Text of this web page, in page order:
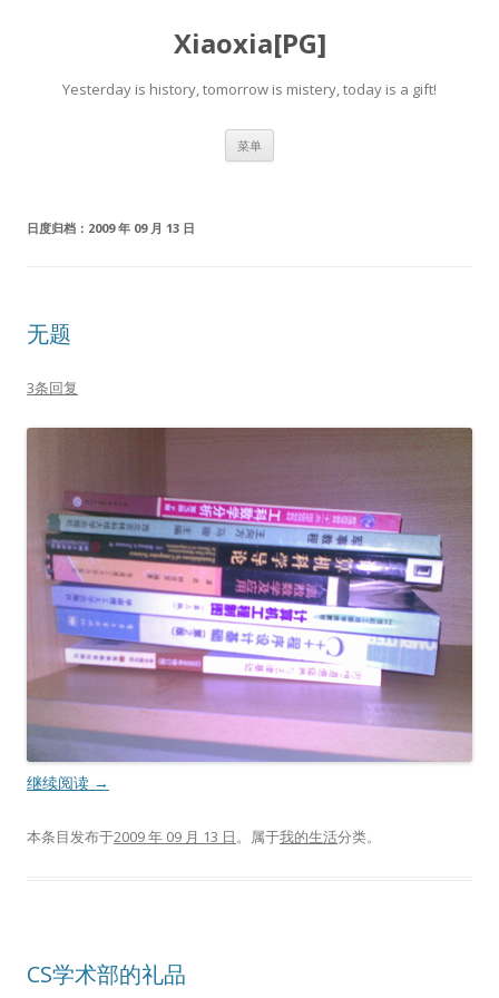
Xiaoxia[PG]
Yesterday is history, tomorrow is mistery, today is a gift!
菜单
日度归档： 2009 年 09 月 13 日
无题
3条回复
继续阅读 →
本条目发布于2009 年 09 月 13 日。属于我的生活分类。
CS学术部的礼品